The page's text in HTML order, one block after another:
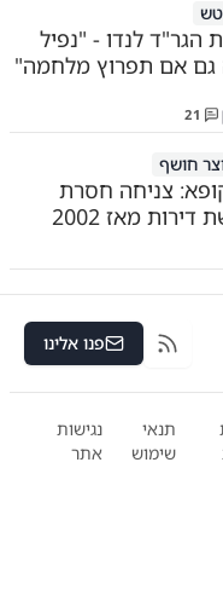
הגר"ד לנדו - "נפיל
אם תפרוץ מלחמה"
|
21
חושף
צניחה חסרת
מאז 2002
RSS פנו אלינו
תנאי
שימוש
נגישות
אתר